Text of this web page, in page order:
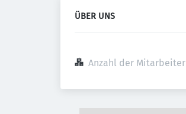
ÜBER UNS
Anzahl der Mitarbeiter